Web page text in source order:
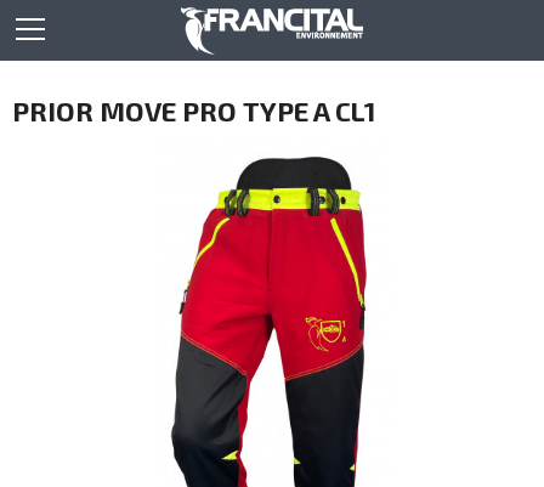
PRIOR MOVE PRO TYPE A CL1